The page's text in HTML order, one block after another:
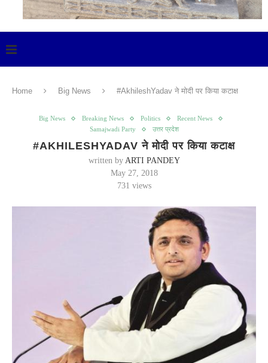
Home Big News #AkhileshYadav ने मोदी पर किया कटाक्ष
Big News Breaking News Politics
Recent News
Samajwadi Party
उत्तर प्रदेश
#AKHILESHYADAV ने मोदी पर किया कटाक्ष
written by ARTI PANDEY
May 27, 2018
731 views